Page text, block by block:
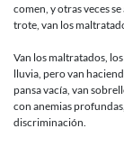
comen, y otras veces
trote, van los
Van los maltratados,
lluvia, pero van
pansa vacía, van
con anemias
discriminación.